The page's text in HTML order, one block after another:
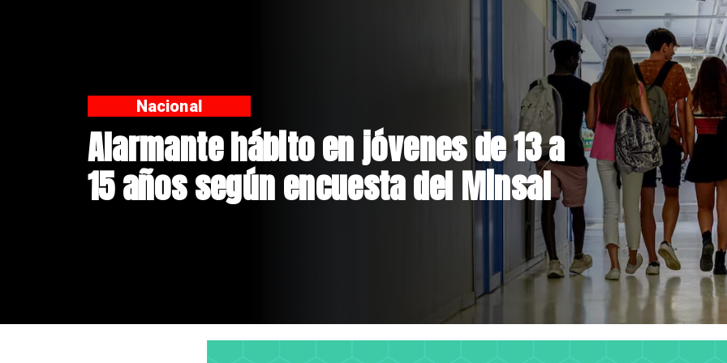
Aprueban creación del Parque
Sebastián Piñera con inversión
$4 mil millones